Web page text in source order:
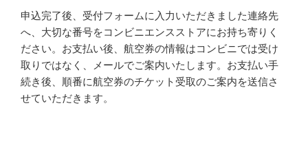
申込完了後、受付フォームに入力いただきました連絡先
へ、大切な番号をコンビニエンスストアにお持ち寄りく
ださい。お支払い後、航空券の情報はコンビニでは受け
取りではなく、メールでご案内いたします。お支払い手
続き後、順番に航空券のチケット受取のご案内を送信さ
せていただきます。